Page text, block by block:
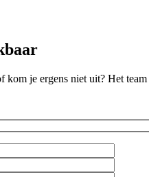
kom je ergens niet uit? Het